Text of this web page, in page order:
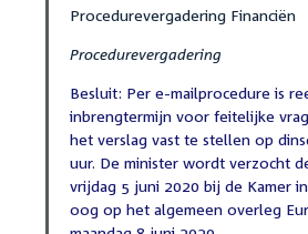
Procedurevergadering Financiën
Procedurevergadering
Besluit: Per e-mailprocedure is
inbrengtermijn voor feitelijke
het verslag vast te stellen op
uur. De minister wordt verzocht
vrijdag 5 juni 2020 bij de Kamer
oog op het algemeen overleg